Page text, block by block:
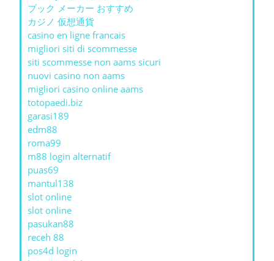
ブック メーカー おすすめ
カジノ 仮想通貨
casino en ligne francais
migliori siti di scommesse
siti scommesse non aams sicuri
nuovi casino non aams
migliori casino online aams
totopaedi.biz
garasi189
edm88
roma99
m88 login alternatif
puas69
mantul138
slot online
slot online
pasukan88
receh 88
pos4d login